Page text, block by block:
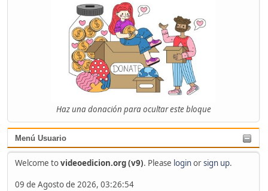
Haz una donación para ocultar este bloque
Menú Usuario
Welcome tovideoedicion.org (v9). Please loginorsign up.
09 de Agosto de 2026, 03:26:54